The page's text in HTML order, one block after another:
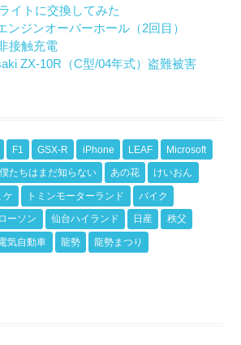
イトに交換してみた
ンジンオーバーホール（2回目）
接触充電
ZX-10R（C型/04年式）盗難被害
F1 GSX-R iPhone LEAF Microsoft
たちはまだ知らない あの花 けいおん
ケ トミンモーターランド バイク
ローソン 仙台ハイランド 日産 秩父
気自動車 龍勢 龍勢まつり